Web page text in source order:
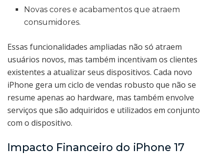
Novas cores e acabamentos que atraem
consumidores.
Essas funcionalidades ampliadas não só atraem
usuários novos, mas também incentivam os clientes
existentes a atualizar seus dispositivos. Cada novo
iPhone gera um ciclo de vendas robusto que não se
resume apenas ao hardware, mas também envolve
serviços que são adquiridos e utilizados em conjunto
com o dispositivo.
Impacto Financeiro do iPhone 17